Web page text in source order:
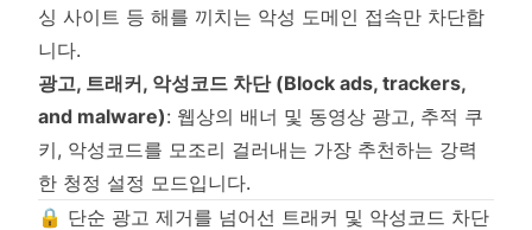
싱 사이트 등 해를 끼치는 악성 도메인 접속만 차단합
니다.
광고, 트래커, 악성코드 차단 (Block ads, trackers,
and malware): 웹상의 배너 및 동영상 광고, 추적 쿠
키, 악성코드를 모조리 걸러내는 가장 추천하는 강력
한 청정 설정 모드입니다.
🔒 단순 광고 제거를 넘어선 트래커 및 악성코드 차단